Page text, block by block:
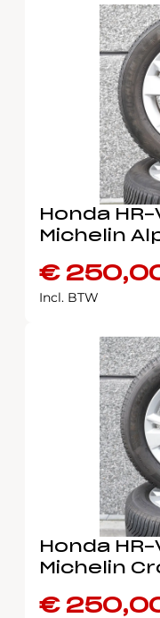
Honda HR-
Michelin
€
Incl. BTW
Honda HR-
Michelin
€